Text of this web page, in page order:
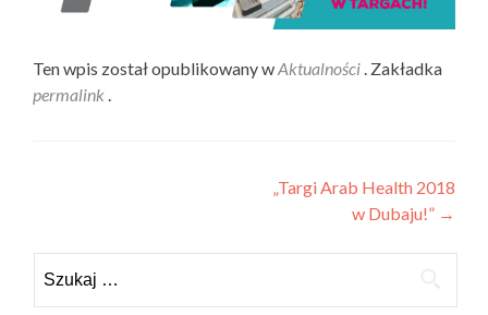
Ten wpis został opublikowany wAktualności . Zakładka
permalink
„Targi Arab Health 2018
w Dubaju!” →